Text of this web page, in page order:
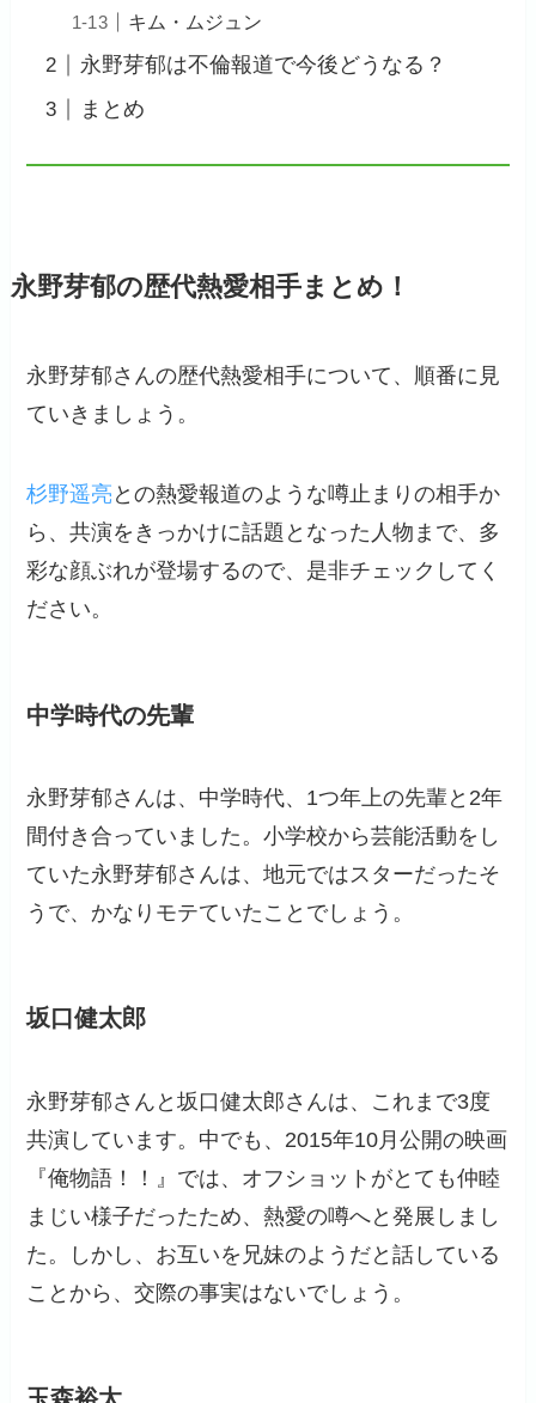
キム・ムジュン
永野芽郁は不倫報道で今後どうなる？
まとめ
永野芽郁の歴代熱愛相手まとめ！
永野芽郁さんの歴代熱愛相手について、順番に見
ていきましょう。
杉野遥亮 との熱愛報道のような噂止まりの相手か
ら、共演をきっかけに話題となった人物まで、多
彩な顔ぶれが登場するので、是非チェックしてく
ださい。
中学時代の先輩
永野芽郁さんは、中学時代、1つ年上の先輩と2年
間付き合っていました。小学校から芸能活動をし
ていた永野芽郁さんは、地元ではスターだったそ
うで、かなりモテていたことでしょう。
坂口健太郎
永野芽郁さんと坂口健太郎さんは、これまで3度
共演しています。中でも、2015年10月公開の映画
『俺物語！！』では、オフショットがとても仲睦
まじい様子だったため、熱愛の噂へと発展しまし
た。しかし、お互いを兄妹のようだと話している
ことから、交際の事実はないでしょう。